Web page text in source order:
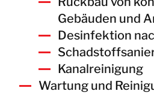
Gebäuden und
Desinfektion
Kanalreinigung
Wartung und